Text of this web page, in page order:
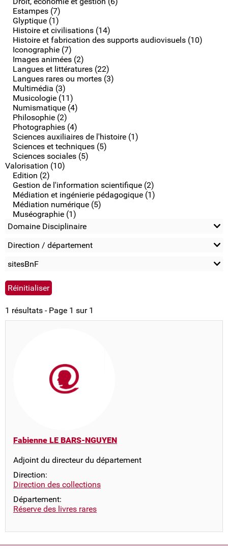
Estampes (7)
Glyptique (1)
Histoire et civilisations (14)
Histoire et fabrication des supports audiovisuels (10)
Iconographie (7)
Images animées (2)
Langues et littératures (22)
Langues rares ou mortes (3)
Multimédia (3)
Musicologie (11)
Numismatique (4)
Philosophie (2)
Photographies (4)
Sciences auxiliaires de l'histoire (1)
Sciences et techniques (5)
Sciences sociales (5)
Valorisation (10)
Edition (2)
Gestion de l'information scientifique (2)
Médiation et ingénierie pédagogique (1)
Médiation numérique (5)
Muséographie (1)
Domaine Disciplinaire
Direction / département
sitesBnF
1 résultats - Page 1 sur 1
Fabienne LE BARS-NGUYEN
Adjoint du directeur du département
Direction:
Direction des collections
Département:
Réserve des livres rares